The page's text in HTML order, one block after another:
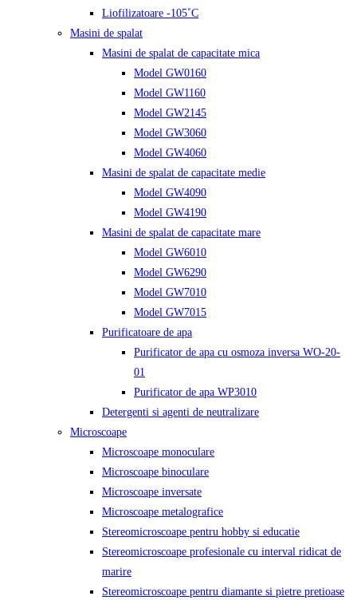
Liofilizatoare -105˚C
Masini de spalat
Masini de spalat de capacitate mica
Model GW0160
Model GW1160
Model GW2145
Model GW3060
Model GW4060
Masini de spalat de capacitate medie
Model GW4090
Model GW4190
Masini de spalat de capacitate mare
Model GW6010
Model GW6290
Model GW7010
Model GW7015
Purificatoare de apa
Purificator de apa cu osmoza inversa WO-20-
01
Purificator de apa WP3010
Detergenti si agenti de neutralizare
Microscoape
Microscoape monoculare
Microscoape binoculare
Microscoape inversate
Microscoape metalografice
Stereomicroscoape pentru hobby si educatie
Stereomicroscoape profesionale cu interval ridicat de
marire
Stereomicroscoape pentru diamante si pietre pretioase